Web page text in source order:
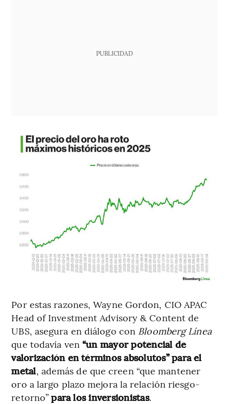
PUBLICIDAD
Por estas razones, Wayne Gordon, CIO APAC
Head of Investment Advisory & Content de
UBS, asegura en diálogo con Bloomberg Línea
que todavía ven “un mayor potencial de
valorización en términos absolutos” para el
metal, además de que creen “que mantener
oro a largo plazo mejora la relación riesgo-
retorno”para los inversionistas.